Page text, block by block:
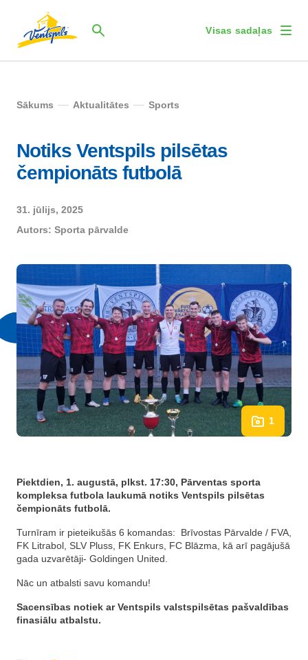
Visas sadaļas
Sākums Aktualitātes Sports
Notiks Ventspils pilsētas
čempionāts futbolā
31. jūlijs, 2025
Autors: Sporta pārvalde
1
Piektdien, 1. augustā, plkst. 17:30, Pārventas sporta
kompleksa futbola laukumā notiks Ventspils pilsētas
čempionāts futbolā.
Turnīram ir pieteikušās 6 komandas: Brīvostas Pārvalde / FVA,
FK Litrabol, SLV Pluss, FK Enkurs, FC Blāzma, kā arī pagājušā
gada uzvarētāji- Goldingen United.
Nāc un atbalsti savu komandu!
Sacensības notiek ar Ventspils valstspilsētas pašvaldības
finasiālu atbalstu.